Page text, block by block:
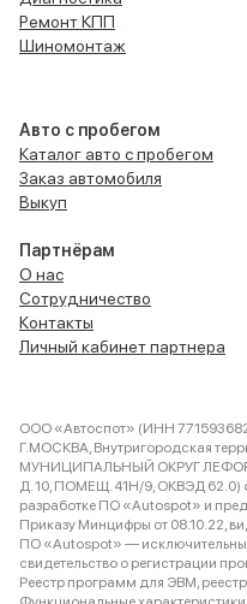
Ремонт КПП
Шиномонтаж
Авто с пробегом
Каталог авто с пробегом
Заказ автомобиля
Выкуп
Партнёрам
О нас
Сотрудничество
Контакты
Личный кабинет партнера
ООО «Автоспот» (ИНН
Г.МОСКВА, Внутригородская
МУНИЦИПАЛЬНЫЙ ОКРУГ
Д. 10, ПОМЕЩ. 41Н/9, ОКВЭД 62.0)
разработке ПО «Autospot» и
Приказу Минцифры от 08.10.22,
ПО «Autospot» —
свидетельство о регистрации
Реестр программ для ЭВМ,